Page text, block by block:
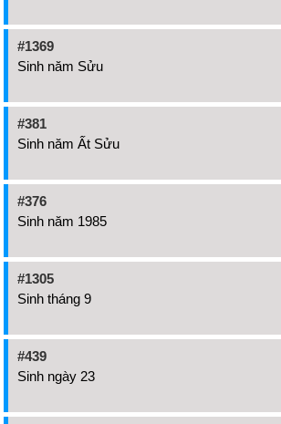
#1369
Sinh năm Sửu
#381
Sinh năm Ất Sửu
#376
Sinh năm 1985
#1305
Sinh tháng 9
#439
Sinh ngày 23